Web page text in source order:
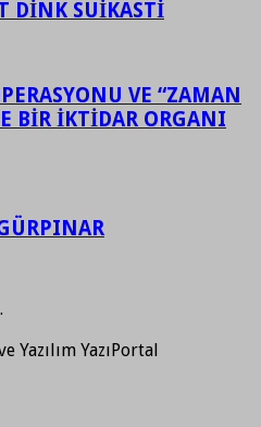
DİNK SUİKASTİ
VE “ZAMAN
BİR İKTİDAR ORGANI
YazıPortal